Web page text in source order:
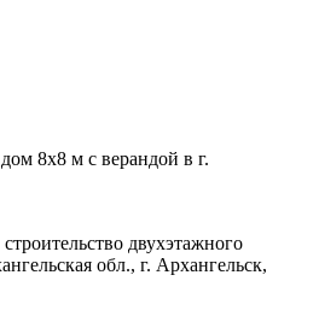
8х8 м с верандой в г.
двухэтажного
обл., г. Архангельск,